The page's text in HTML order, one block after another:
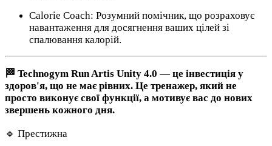
Calorie Coach: Розумний помічник, що розраховує
навантаження для досягнення ваших цілей зі
спалювання калорій.
🏁 Technogym Run Artis Unity 4.0 — це інвестиція у
здоров'я, що не має рівних. Це тренажер, який не
просто виконує свої функції, а мотивує вас до нових
звершень кожного дня.
🔹 Престижна